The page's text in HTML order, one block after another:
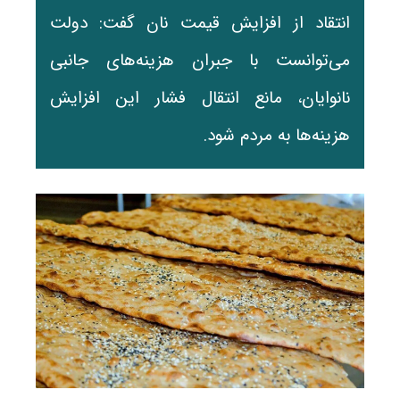
انتقاد از افزایش قیمت نان گفت: دولت
می‌توانست با جبران هزینه‌های جانبی
نانوایان، مانع انتقال فشار این افزایش
هزینه‌ها به مردم شود.